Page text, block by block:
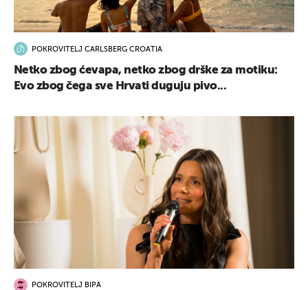
POKROVITELJ CARLSBERG CROATIA
Netko zbog ćevapa, netko zbog drške za motiku:
Evo zbog čega sve Hrvati duguju pivo...
POKROVITELJ BIPA